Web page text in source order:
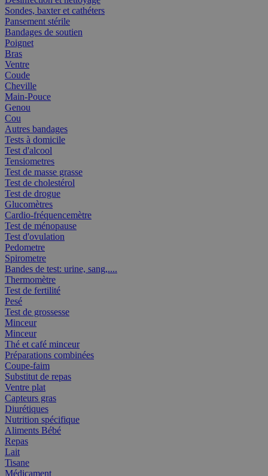
Sondes, baxter et cathéters
Pansement stérile
Bandages de soutien
Poignet
Bras
Ventre
Coude
Cheville
Main-Pouce
Genou
Cou
Autres bandages
Tests à domicile
Test d'alcool
Tensiometres
Test de masse grasse
Test de cholestérol
Test de drogue
Glucomètres
Cardio-fréquencemètre
Test de ménopause
Test d'ovulation
Pedometre
Spirometre
Bandes de test: urine, sang,....
Thermomètre
Test de fertilité
Pesé
Test de grossesse
Minceur
Minceur
Thé et café minceur
Préparations combinées
Coupe-faim
Substitut de repas
Ventre plat
Capteurs gras
Diurétiques
Nutrition spécifique
Aliments Bébé
Repas
Lait
Tisane
Médicament